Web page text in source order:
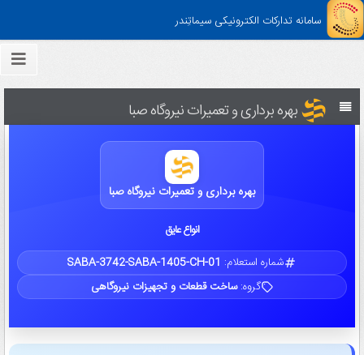
سامانه تدارکات الکترونیکی سیماتِندر
بهره برداری و تعمیرات نیروگاه صبا
بهره برداری و تعمیرات نیروگاه صبا
انواع عایق
شماره استعلام: SABA-3742-SABA-1405-CH-01
گروه:ساخت قطعات و تجهیزات نیروگاهی